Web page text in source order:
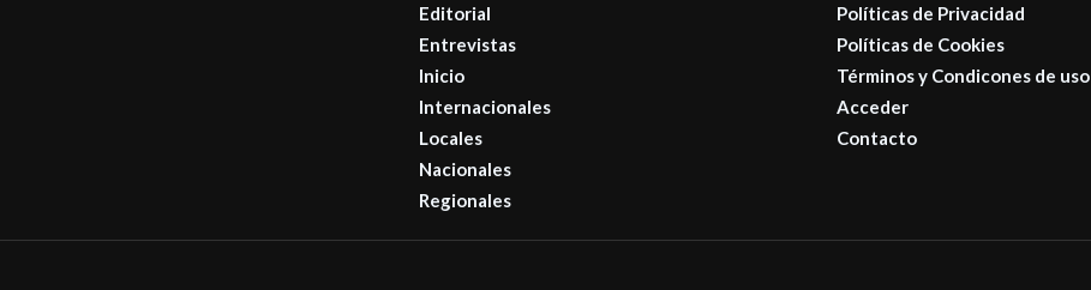
Editorial
Entrevistas
Inicio
Internacionales
Locales
Nacionales
Regionales
Políticas de Privacidad
Políticas de Cookies
Términos y Condicones de uso
Acceder
Contacto